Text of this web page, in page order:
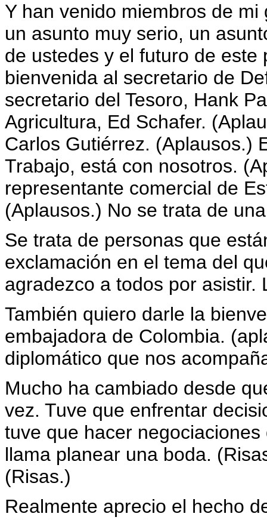
Y han venido miembros de
un asunto muy serio, un
de ustedes y el futuro de este
bienvenida al secretario de
secretario del Tesoro, Hank
Agricultura, Ed Schafer.
Carlos Gutiérrez. (Aplausos.)
Trabajo, está con nosotros.
representante comercial de
(Aplausos.) No se trata de
Se trata de personas que
exclamación en el tema del
agradezco a todos por
También quiero darle la
embajadora de Colombia.
diplomático que nos
Mucho ha cambiado desde
vez. Tuve que enfrentar
tuve que hacer
llama planear una boda.
(Risas.)
Realmente aprecio el hecho